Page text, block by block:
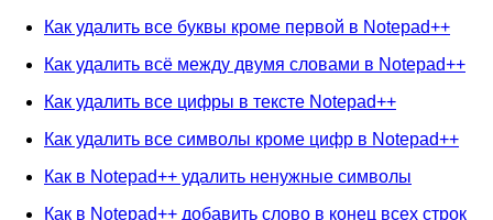
Как удалить все буквы кроме первой в Notepad++
Как удалить всё между двумя словами в Notepad++
Как удалить все цифры в тексте Notepad++
Как удалить все символы кроме цифр в Notepad++
Как в Notepad++ удалить ненужные символы
Как в Notepad++ добавить слово в конец всех строк